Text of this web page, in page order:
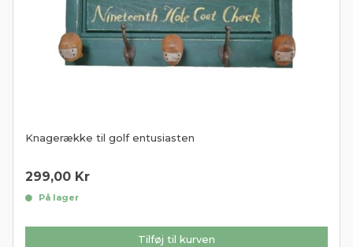
Knagerække til golf entusiasten
299,00 Kr
På lager
Tilføj til kurven